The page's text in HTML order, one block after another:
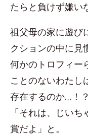
たらと負けず嫌い
祖父母の家に遊び
クションの中に見
何かのトロフィー
ことのないわたし
存在するのか…！
「それは、じい
賞だよ」と。